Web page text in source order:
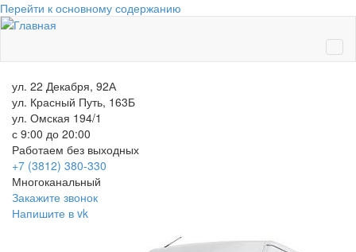
Перейти к основному содержанию
ул. 22 Декабря, 92А
ул. Красный Путь, 163Б
ул. Омская 194/1
с 9:00 до 20:00
Работаем без выходных
+7 (3812) 380-330
Многоканальный
Закажите звонок
Напишите в vk